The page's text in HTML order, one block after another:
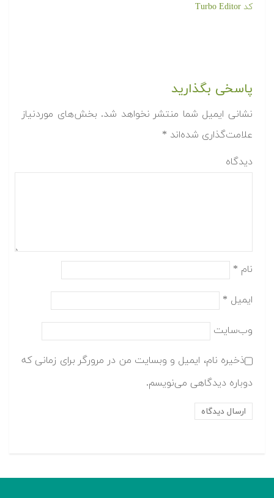
کد Turbo Editor
پاسخی بگذارید
نشانی ایمیل شما منتشر نخواهد شد. بخش‌های موردنیاز
علامت‌گذاری شده‌اند *
دیدگاه
نام *
ایمیل *
وب‌سایت
ذخیره نام، ایمیل و وبسایت من در مرورگر برای زمانی که
دوباره دیدگاهی می‌نویسم.